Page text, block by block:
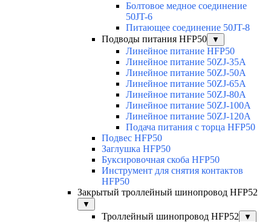
Болтовое медное соединение
50JT-6
Питающее соединение 50JT-8
Подводы питания HFP50
▼
Линейное питание HFP50
Линейное питание 50ZJ-35A
Линейное питание 50ZJ-50A
Линейное питание 50ZJ-65A
Линейное питание 50ZJ-80A
Линейное питание 50ZJ-100A
Линейное питание 50ZJ-120A
Подача питания с торца HFP50
Подвес HFP50
Заглушка HFP50
Буксировочная скоба HFP50
Инструмент для снятия контактов
HFP50
Закрытый троллейный шинопровод HFP52
▼
Троллейный шинопровод HFP52 ▼